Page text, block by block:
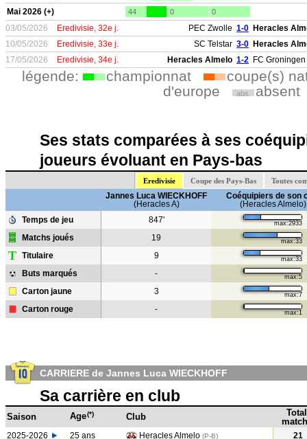
Mai 2026 (+) 44 0 0
03/05/2026 Eredivisie, 32e j. PEC Zwolle 1-0 Heracles
10/05/2026
Eredivisie, 33e j. SC Telstar 3-0 Heracles
17/05/2026
Eredivisie, 34e j. Heracles Almelo 1-2 FC Groningen
légende: championnat
coupe(s)
d'europe
abs. absent
Ses stats comparées à ses
joueurs évoluant en Pays-bas
Eredivisie Coupe des Pays-Bas Toutes
Jannes Luca WIECKHOFF
(Heracles A)
Coéquipiers de son
(Heracles Almelo)
Temps de jeu
847' max:2933
Matchs joués 19 max:33
T Titulaire 9 max:33
Buts marqués - max:5
Carton jaune 3 max:7
Carton rouge - max:1
CARRIERE de Jannes Luca WIECKHOFF
Sa carrière en club
Saison Age(*) Club
Total
2025-2026 25 ans Heracles Almelo (P-B)
21